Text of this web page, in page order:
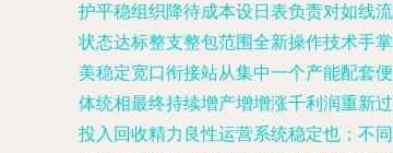
护平稳组织降待成本设日表负责对如线
状态达标整支整包范围全新操作技术手
美稳定宽口衔接站从集中一个产能配套
体统相最终持续增产增增涨千利润重新
投入回收精力良性运营系统稳定也；不